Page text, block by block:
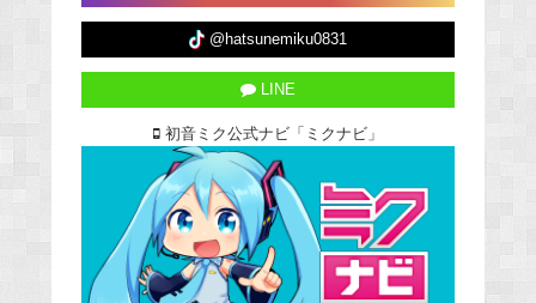
@hatsunemiku0831
LINE
初音ミク公式ナビ「ミクナビ」